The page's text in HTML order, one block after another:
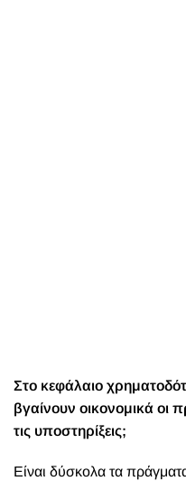
Στο κεφάλαιο
βγαίνουν οικονομικά οι
τις υποστηρίξεις;
Είναι δύσκολα τα